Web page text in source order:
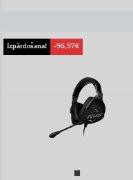
Izpārdošana! -96,57€